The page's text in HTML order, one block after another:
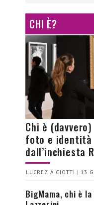
CHI È?
Chi è
foto e identità
dall’inchiesta
LUCREZIA CIOTTI | 13
BigMama, chi è